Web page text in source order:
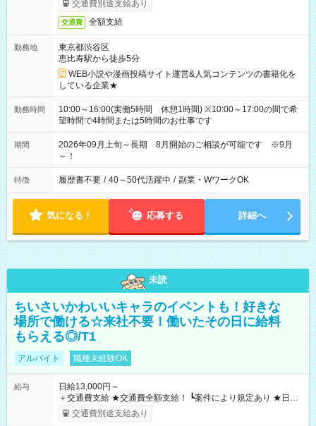
交通費別途支給あり
交通費 全額支給
勤務地
東京都渋谷区
恵比寿駅から徒歩5分
WEB小説や漫画投稿サイト運営&人気コンテンツの書籍化を
している企業★
勤務時間
10:00～16:00(実働5時間 休憩1時間) ※10:00～17:00の間で希
望時間で4時間または5時間のお仕事です
期間
2026年09月上旬～長期 8月開始のご相談が可能です ※9月
～！
特徴 履歴書不要 / 40～50代活躍中 / 副業・WワークOK
気になる！ 応募する 詳細へ
未読
ちいさいかわいいキャラのイベントも！好きな
場所で働ける☆来社不要！働いたその日に給料
もらえる◎/T1
アルバイト 職種未経験OK
給与
日給13,000円～
＋交通費支給 ★交通費全額支給！ ┗案件により規定あり ★日払
いOK！（規定あり） ┗働いたその日に現金GET♪ お仕事後はコ
ンビニATMから 日払い分を引き落とせます！ 【試用期間】試
交通費別途支給あり